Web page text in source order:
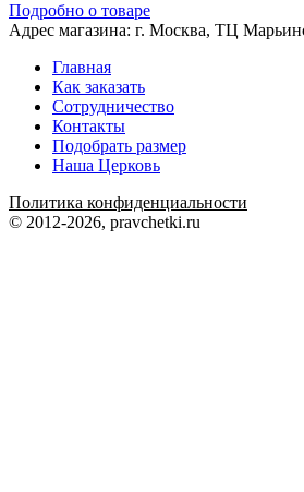
Подробно о товаре
Адрес магазина: г. Москва, ТЦ
Главная
Как заказать
Сотрудничество
Контакты
Подобрать размер
Наша Церковь
Политика конфиденциальности
© 2012-2026, pravchetki.ru